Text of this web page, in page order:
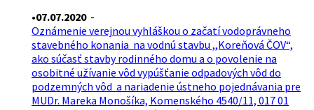
•07.07.2020-
Oznámenie verejnou vyhláškou o začatí vodoprávneho
stavebného konania na vodnú stavbu ,,Koreňová ČOV“,
ako súčasť stavby rodinného domu a o povolenie na
osobitné užívanie vôd vypúšťanie odpadových vôd do
podzemných vôd a nariadenie ústneho pojednávania pre
MUDr. Mareka Monošíka, Komenského 4540/11, 017 01